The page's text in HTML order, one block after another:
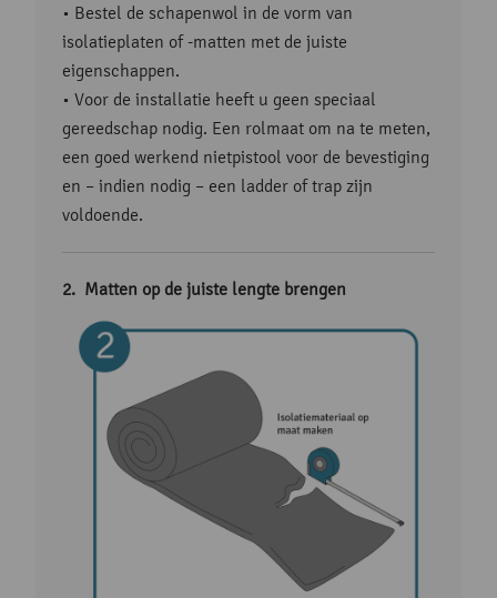
• Bestel de schapenwol in de vorm van
isolatieplaten of -matten met de juiste
eigenschappen.
• Voor de installatie heeft u geen speciaal
gereedschap nodig. Een rolmaat om na te meten,
een goed werkend nietpistool voor de bevestiging
en – indien nodig – een ladder of trap zijn
voldoende.
Matten op de juiste lengte brengen